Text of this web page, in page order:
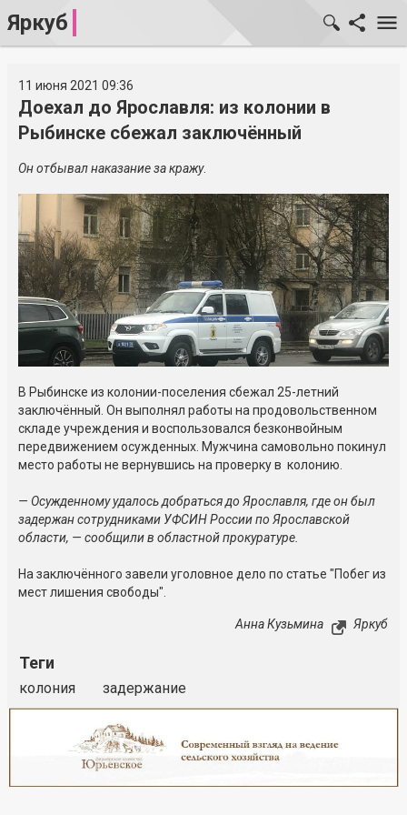
Яркуб
11 июня 2021 09:36
Доехал до Ярославля: из колонии в
Рыбинске сбежал заключённый
Он отбывал наказание за кражу.
В Рыбинске из колонии-поселения сбежал 25-летний
заключённый. Он выполнял работы на продовольственном
складе учреждения и воспользовался безконвойным
передвижением осужденных. Мужчина самовольно покинул
место работы не вернувшись на проверку в колонию.
— Осужденному удалось добраться до Ярославля, где он был
задержан сотрудниками УФСИН России по Ярославской
области, — сообщили в областной прокуратуре.
На заключённого завели уголовное дело по статье "Побег из
мест лишения свободы".
Анна Кузьмина Яркуб
Теги
колония задержание